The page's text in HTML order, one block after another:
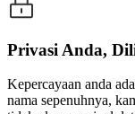
Privasi Anda,
Kepercayaan anda
nama sepenuhnya,